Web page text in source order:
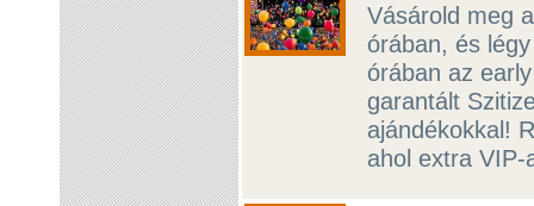
Vásárold meg
órában, és
órában az
garantált
ajándékokkal!
ahol extra